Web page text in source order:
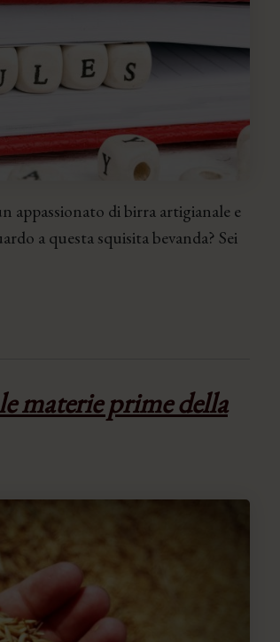
appassionato di birra artigianale e
a questa squisita bevanda? Sei
materie prime della